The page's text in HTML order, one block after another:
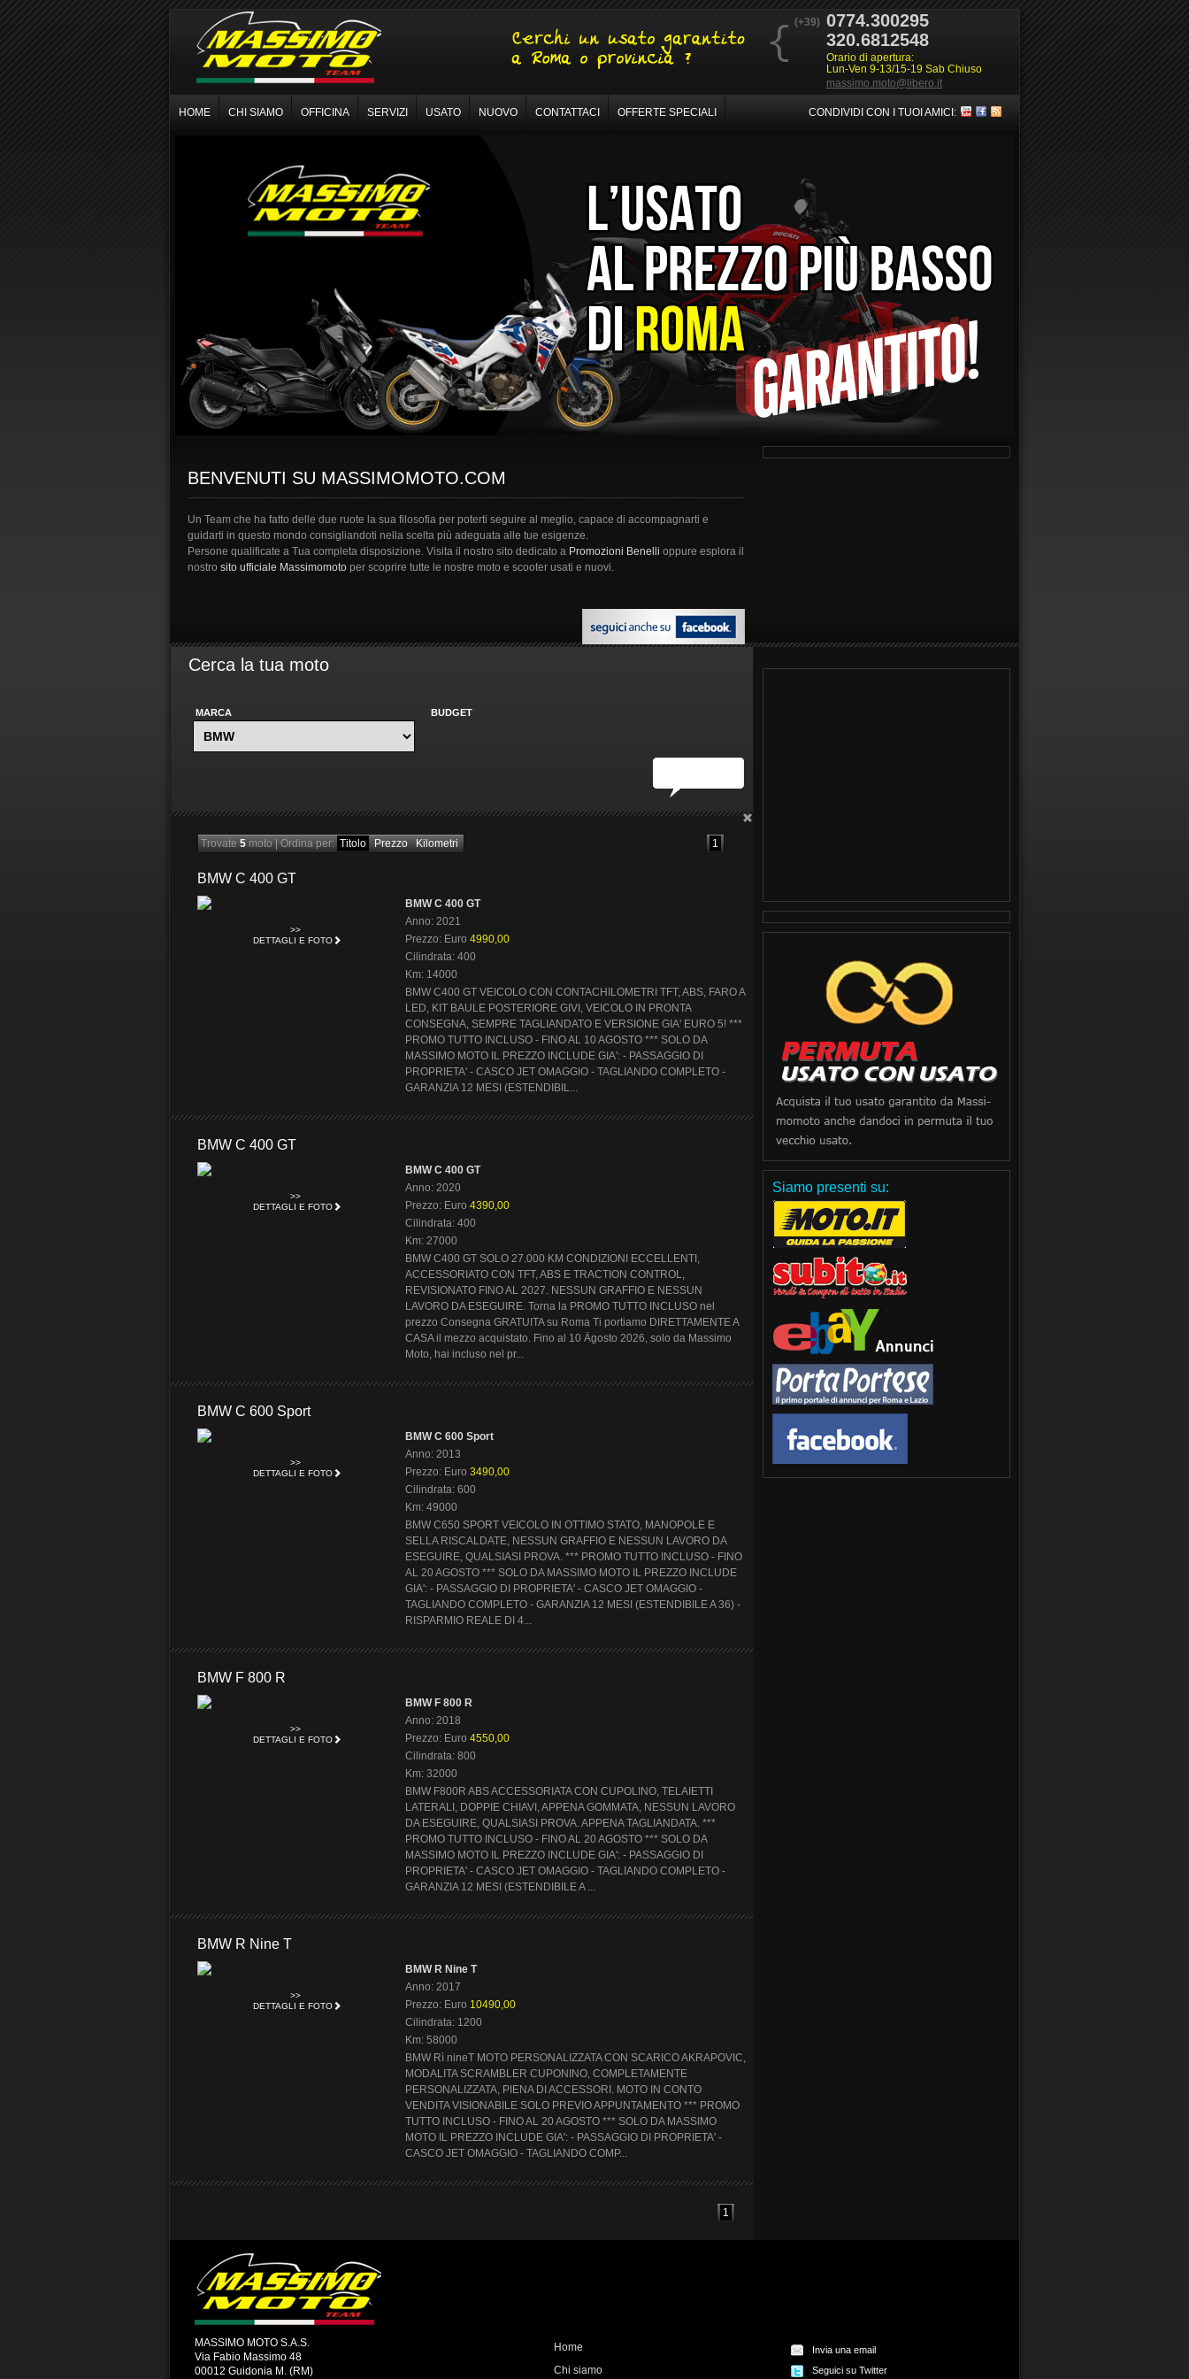
(+39) 0774.300295
320.6812548
Orario di apertura:
Lun-Ven 9-13/15-19 Sab Chiuso
massimo.moto@libero.it
HOME CHI SIAMO OFFICINA SERVIZI USATO NUOVO CONTATTACI OFFERTE SPECIALI CONDIVIDI CON I TUOI AMICI:
BENVENUTI SU MASSIMOMOTO.COM
Un Team che ha fatto delle due ruote la sua filosofia per poterti seguire al meglio, capace di accompagnarti e
guidarti in questo mondo consigliandoti nella scelta più adeguata alle tue esigenze.
Persone qualificate a Tua completa disposizione. Visita il nostro sito dedicato a Promozioni Benelli oppure esplora il
nostro sito ufficiale Massimomoto per scoprire tutte le nostre moto e scooter usati e nuovi.
Cerca la tua moto
MARCA BUDGET
Trovate5moto|Ordina per: Titolo Prezzo Kilometri 1
BMW C 400 GT
>>
DETTAGLI E FOTO
BMW C 400 GT
Anno: 2021
Prezzo: Euro 4990,00
Cilindrata: 400
Km: 14000
BMW C400 GT VEICOLO CON CONTACHILOMETRI TFT, ABS, FARO A
LED, KIT BAULE POSTERIORE GIVI, VEICOLO IN PRONTA
CONSEGNA, SEMPRE TAGLIANDATO E VERSIONE GIA' EURO 5! ***
PROMO TUTTO INCLUSO - FINO AL 10 AGOSTO *** SOLO DA
MASSIMO MOTO IL PREZZO INCLUDE GIA': - PASSAGGIO DI
PROPRIETA' - CASCO JET OMAGGIO - TAGLIANDO COMPLETO -
GARANZIA 12 MESI (ESTENDIBIL...
BMW C 400 GT
>>
DETTAGLI E FOTO
BMW C 400 GT
Anno: 2020
Prezzo: Euro 4390,00
Cilindrata: 400
Km: 27000
BMW C400 GT SOLO 27.000 KM CONDIZIONI ECCELLENTI,
ACCESSORIATO CON TFT, ABS E TRACTION CONTROL,
REVISIONATO FINO AL 2027. NESSUN GRAFFIO E NESSUN
LAVORO DA ESEGUIRE. Torna la PROMO TUTTO INCLUSO nel
prezzo Consegna GRATUITA su Roma Ti portiamo DIRETTAMENTE A
CASA il mezzo acquistato. Fino al 10 Ägosto 2026, solo da Massimo
Moto, hai incluso nel pr...
BMW C 600 Sport
>>
DETTAGLI E FOTO
BMW C 600 Sport
Anno: 2013
Prezzo: Euro 3490,00
Cilindrata: 600
Km: 49000
BMW C650 SPORT VEICOLO IN OTTIMO STATO, MANOPOLE E
SELLA RISCALDATE, NESSUN GRAFFIO E NESSUN LAVORO DA
ESEGUIRE, QUALSIASI PROVA. *** PROMO TUTTO INCLUSO - FINO
AL 20 AGOSTO *** SOLO DA MASSIMO MOTO IL PREZZO INCLUDE
GIA': - PASSAGGIO DI PROPRIETA' - CASCO JET OMAGGIO -
TAGLIANDO COMPLETO - GARANZIA 12 MESI (ESTENDIBILE A 36) -
RISPARMIO REALE DI 4...
BMW F 800 R
>>
DETTAGLI E FOTO
BMW F 800 R
Anno: 2018
Prezzo: Euro 4550,00
Cilindrata: 800
Km: 32000
BMW F800R ABS ACCESSORIATA CON CUPOLINO, TELAIETTI
LATERALI, DOPPIE CHIAVI, APPENA GOMMATA, NESSUN LAVORO
DA ESEGUIRE, QUALSIASI PROVA. APPENA TAGLIANDATA. ***
PROMO TUTTO INCLUSO - FINO AL 20 AGOSTO *** SOLO DA
MASSIMO MOTO IL PREZZO INCLUDE GIA': - PASSAGGIO DI
PROPRIETA' - CASCO JET OMAGGIO - TAGLIANDO COMPLETO -
GARANZIA 12 MESI (ESTENDIBILE A ...
BMW R Nine T
>>
DETTAGLI E FOTO
BMW R Nine T
Anno: 2017
Prezzo: Euro 10490,00
Cilindrata: 1200
Km: 58000
BMW Rì nineT MOTO PERSONALIZZATA CON SCARICO AKRAPOVIC,
MODALITA SCRAMBLER CUPONINO, COMPLETAMENTE
PERSONALIZZATA, PIENA DI ACCESSORI. MOTO IN CONTO
VENDITA VISIONABILE SOLO PREVIO APPUNTAMENTO *** PROMO
TUTTO INCLUSO - FINO AL 20 AGOSTO *** SOLO DA MASSIMO
MOTO IL PREZZO INCLUDE GIA': - PASSAGGIO DI PROPRIETA' -
CASCO JET OMAGGIO - TAGLIANDO COMP...
1
Siamo presenti su:
MASSIMO MOTO S.A.S.
Via Fabio Massimo 48
00012 Guidonia M. (RM)
Home
Chi siamo
Invia una email
Seguici su Twitter